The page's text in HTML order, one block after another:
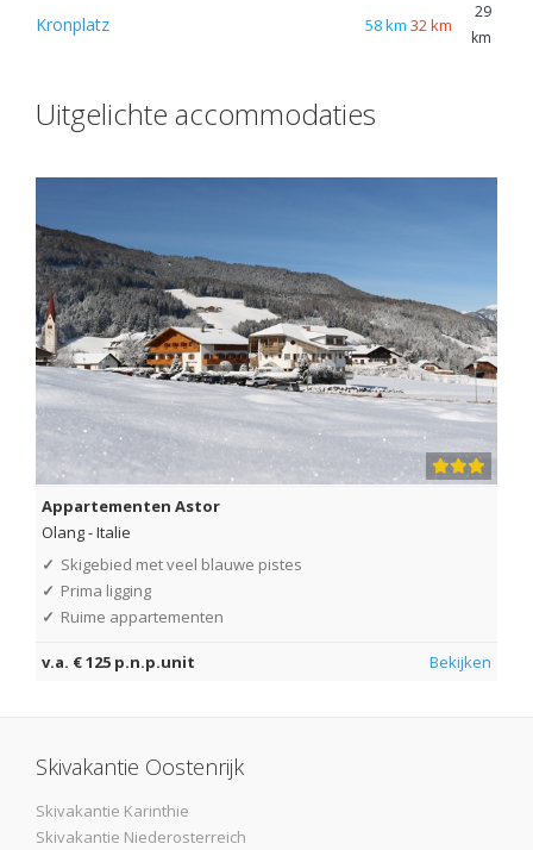
Kronplatz 58 km 32 km
29
km
Uitgelichte accommodaties
Appartementen Astor
Olang-Italie
✓ Skigebied met veel blauwe pistes
✓ Prima ligging
✓ Ruime appartementen
v.a. € 125 p.n.p.unit Bekijken
Skivakantie Oostenrijk
Skivakantie Karinthie
Skivakantie Niederosterreich